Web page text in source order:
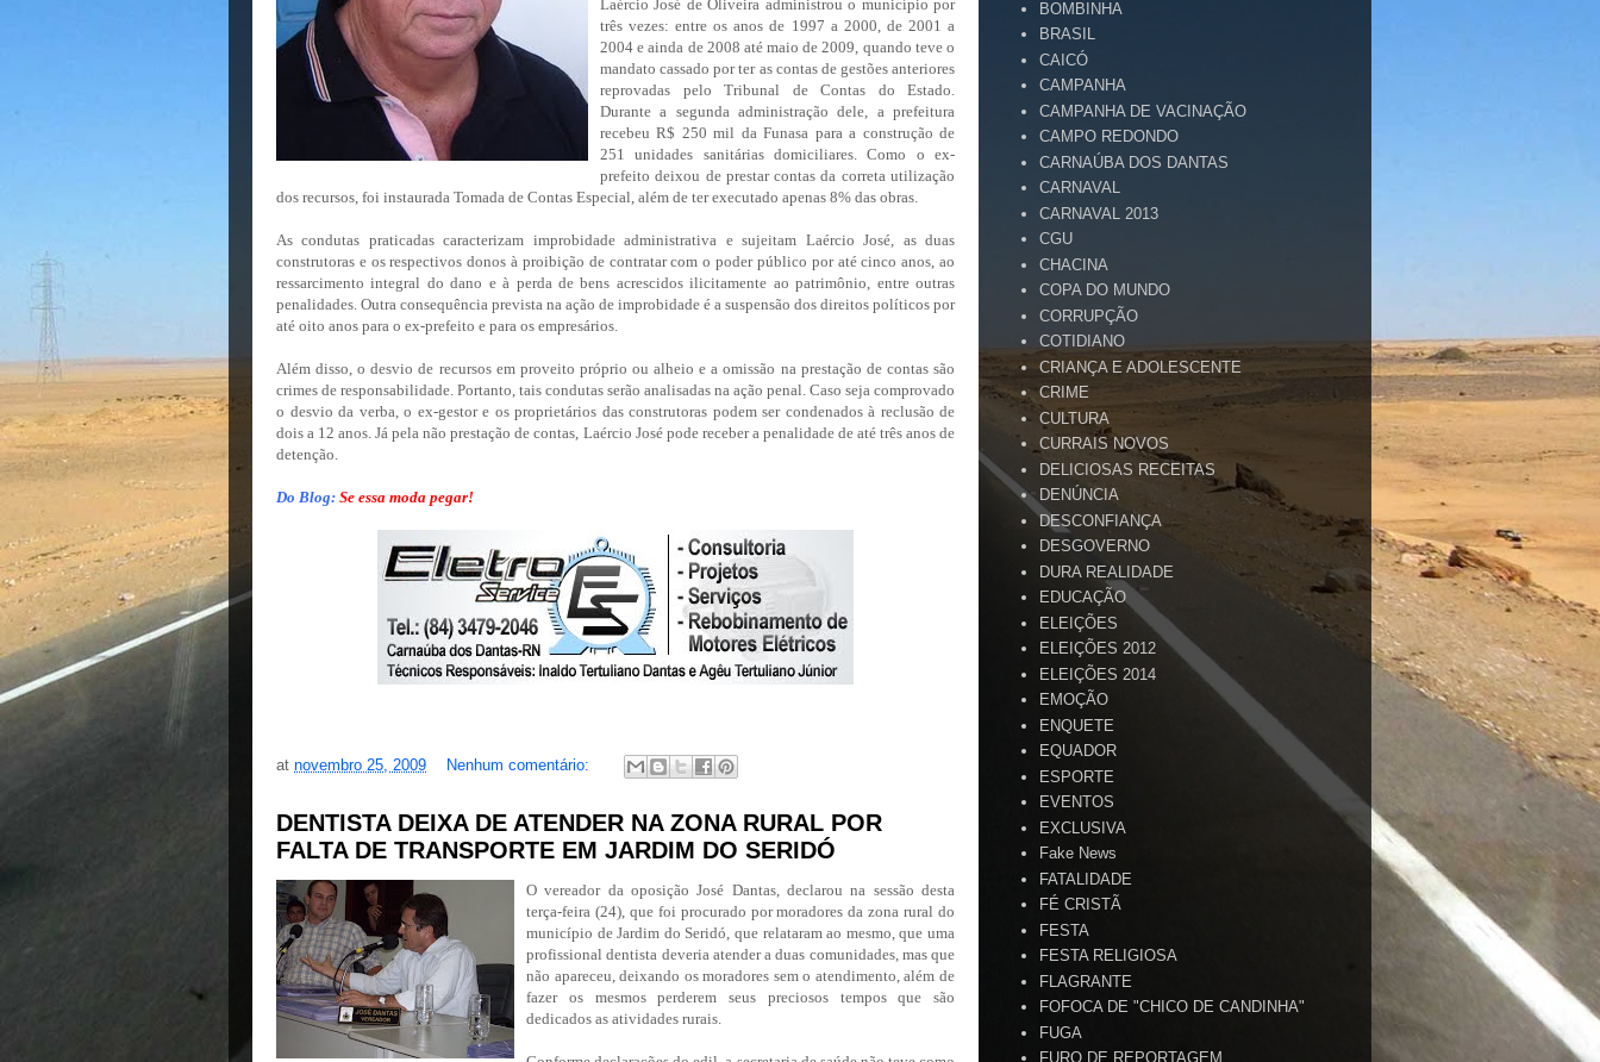
Laércio José de Oliveira administrou o município por
três vezes: entre os anos de 1997 a 2000, de 2001 a
2004 e ainda de 2008 até maio de 2009, quando teve o
mandato cassado por ter as contas de gestões anteriores
reprovadas pelo Tribunal de Contas do Estado.
Durante a segunda administração dele, a prefeitura
recebeu R$ 250 mil da Funasa para a construção de
251 unidades sanitárias domiciliares. Como o ex-
prefeito deixou de prestar contas da correta utilização
dos recursos, foi instaurada Tomada de Contas Especial, além de ter executado apenas 8% das obras.
As condutas praticadas caracterizam improbidade administrativa e sujeitam Laércio José, as duas
construtoras e os respectivos donos à proibição de contratar com o poder público por até cinco anos, ao
ressarcimento integral do dano e à perda de bens acrescidos ilicitamente ao patrimônio, entre outras
penalidades. Outra consequência prevista na ação de improbidade é a suspensão dos direitos políticos por
até oito anos para o ex-prefeito e para os empresários.
Além disso, o desvio de recursos em proveito próprio ou alheio e a omissão na prestação de contas são
crimes de responsabilidade. Portanto, tais condutas serão analisadas na ação penal. Caso seja comprovado
o desvio da verba, o ex-gestor e os proprietários das construtoras podem ser condenados à reclusão de
dois a 12 anos. Já pela não prestação de contas, Laércio José pode receber a penalidade de até três anos de
detenção.
Do Blog: Se essa moda pegar!
at novembro 25, 2009 Nenhum comentário:
DENTISTA DEIXA DE ATENDER NA ZONA RURAL POR
FALTA DE TRANSPORTE EM JARDIM DO SERIDÓ
O vereador da oposição José Dantas, declarou na sessão desta
terça-feira (24), que foi procurado por moradores da zona rural do
município de Jardim do Seridó, que relataram ao mesmo, que uma
profissional dentista deveria atender a duas comunidades, mas que
não apareceu, deixando os moradores sem o atendimento, além de
fazer os mesmos perderem seus preciosos tempos que são
dedicados as atividades rurais.
BOMBINHA
BRASIL
CAICÓ
CAMPANHA
CAMPANHA DE VACINAÇÃO
CAMPO REDONDO
CARNAÚBA DOS DANTAS
CARNAVAL
CARNAVAL 2013
CGU
CHACINA
COPA DO MUNDO
CORRUPÇÃO
COTIDIANO
CRIANÇA E ADOLESCENTE
CRIME
CULTURA
CURRAIS NOVOS
DELICIOSAS RECEITAS
DENÚNCIA
DESCONFIANÇA
DESGOVERNO
DURA REALIDADE
EDUCAÇÃO
ELEIÇÕES
ELEIÇÕES 2012
ELEIÇÕES 2014
EMOÇÃO
ENQUETE
EQUADOR
ESPORTE
EVENTOS
EXCLUSIVA
Fake News
FATALIDADE
FÉ CRISTÃ
FESTA
FESTA RELIGIOSA
FLAGRANTE
FOFOCA DE "CHICO DE CANDINHA"
FUGA
FURO DE REPORTAGEM